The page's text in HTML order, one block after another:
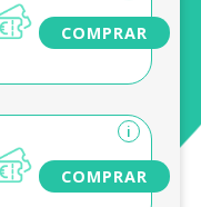
COMPRAR
i
COMPRAR